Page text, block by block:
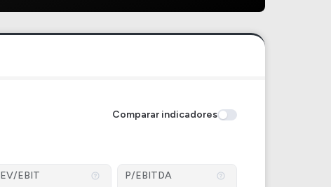
Comparar indicadores
EV/EBIT P/EBITDA